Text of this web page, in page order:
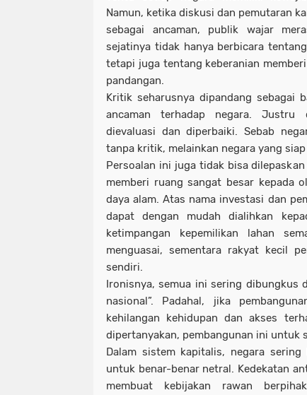
Namun, ketika diskusi dan pemutaran
sebagai ancaman, publik wajar
sejatinya tidak hanya berbicara
tetapi juga tentang keberanian
pandangan.
Kritik seharusnya dipandang sebagai
ancaman terhadap negara.
dievaluasi dan diperbaiki. Sebab
tanpa kritik, melainkan negara yang
Persoalan ini juga tidak bisa
memberi ruang sangat besar kepada
daya alam. Atas nama investasi dan
dapat dengan mudah dialihkan
ketimpangan kepemilikan lahan
menguasai, sementara rakyat kecil
sendiri.
Ironisnya, semua ini sering dibungkus
nasional”. Padahal, jika
kehilangan kehidupan dan akses
dipertanyakan, pembangunan ini untuk
Dalam sistem kapitalis, negara
untuk benar-benar netral. Kedekatan
membuat kebijakan rawan